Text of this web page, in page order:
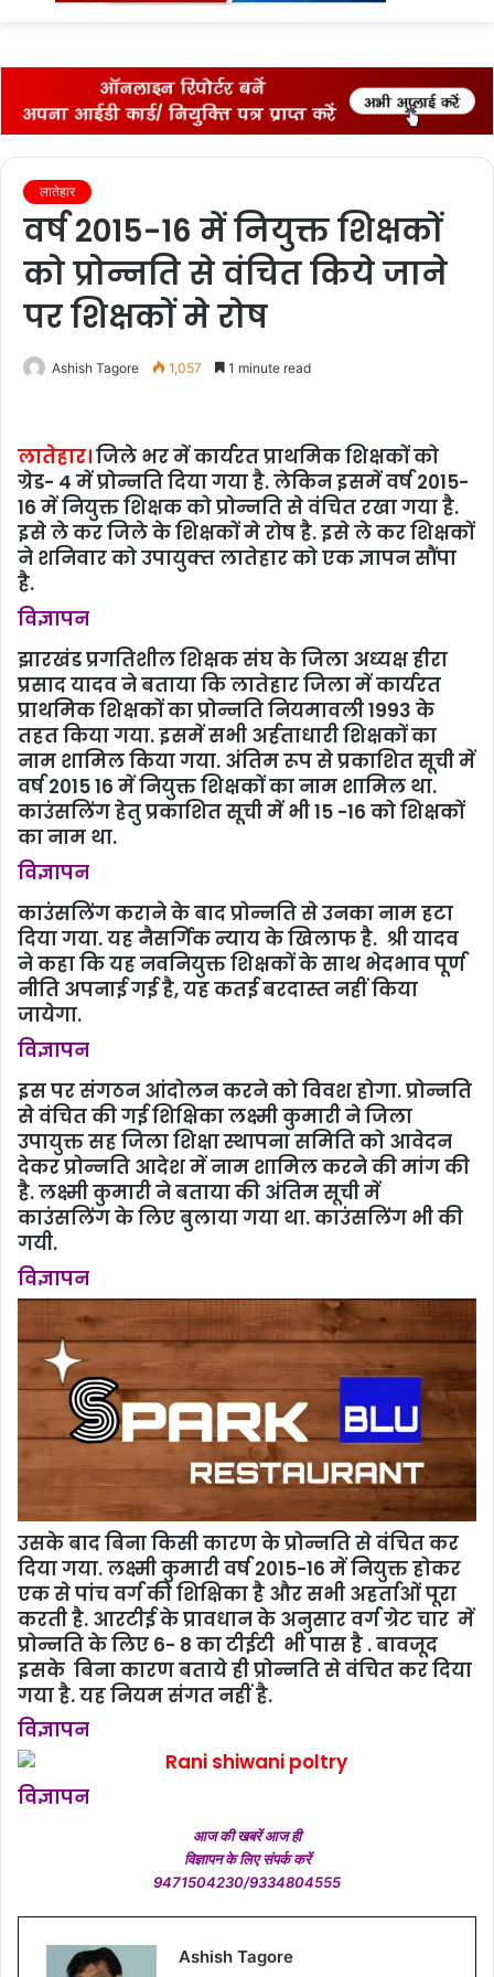
लातेहार
वर्ष 2015-16 में नियुक्त शिक्षकों
को प्रोन्नति से वंचित किये जाने
पर शिक्षकों मे रोष
Ashish Tagore 1,057 1 minute read
लातेहार।जिले भर में कार्यरत प्राथमिक शिक्षकों को
ग्रेड- 4 में प्रोन्नति दिया गया है. लेकिन इसमें वर्ष 2015-
16 में नियुक्त शिक्षक को प्रोन्नति से वंचित रखा गया है.
इसे ले कर जिले के शिक्षकों मे रोष है. इसे ले कर शिक्षकों
ने शनिवार को उपायुक्‍त लातेहार को एक ज्ञापन सौंपा
है.
विज्ञापन
झारखंड प्रगतिशील शिक्षक संघ के जिला अध्‍यक्ष हीरा
प्रसाद यादव ने बताया कि लातेहार जिला में कार्यरत
प्राथमिक शिक्षकों का प्रोन्नति नियमावली 1993 के
तहत किया गया. इसमें सभी अर्हताधारी शिक्षकों का
नाम शामिल किया गया. अंतिम रूप से प्रकाशित सूची में
वर्ष 2015 16 में नियुक्त शिक्षकों का नाम शामिल था.
काउंसलिंग हेतु प्रकाशित सूची में भी 15 -16 को शिक्षकों
का नाम था.
विज्ञापन
काउंसलिंग कराने के बाद प्रोन्नति से उनका नाम हटा
दिया गया. यह नैसर्गिक न्याय के खिलाफ है. श्री यादव
ने कहा कि यह नवनियुक्त शिक्षकों के साथ भेदभाव पूर्ण
नीति अपनाई गई है, यह कतई बरदास्‍त नहीं किया
जायेगा.
विज्ञापन
इस पर संगठन आंदोलन करने को विवश होगा. प्रोन्नति
से वंचित की गई शिक्षिका लक्ष्मी कुमारी ने जिला
उपायुक्त सह जिला शिक्षा स्थापना समिति को आवेदन
देकर प्रोन्नति आदेश में नाम शामिल करने की मांग की
है. लक्ष्मी कुमारी ने बताया की अंतिम सूची में
काउंसलिंग के लिए बुलाया गया था. काउंसलिंग भी की
गयी.
विज्ञापन
उसके बाद बिना किसी कारण के प्रोन्नति से वंचित कर
दिया गया. लक्ष्मी कुमारी वर्ष 2015-16 में नियुक्त होकर
एक से पांच वर्ग की शिक्षिका है और सभी अहर्ताओं पूरा
करती है. आरटीई के प्रावधान के अनुसार वर्ग ग्रेट चार में
प्रोन्नति के लिए 6- 8 का टीईटी भी पास है . बावजूद
इसके बिना कारण बताये ही प्रोन्नति से वंचित कर दिया
गया है. यह नियम संगत नहीं है.
विज्ञापन
विज्ञापन
आज की खबरें आज ही
विज्ञापन के लिए संपर्क करें
9471504230/9334804555
Ashish Tagore